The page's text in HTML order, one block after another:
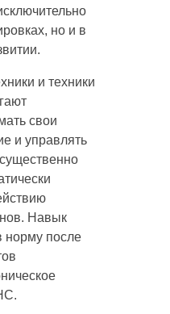
но и в
и техники
свои
и управлять
Навык
норму после